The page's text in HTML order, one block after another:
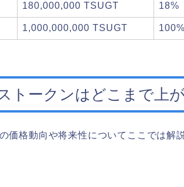
180,000,000 TSUGT 18%
1,000,000,000 TSUGT 100%
トークンはどこまで上
価格動向や将来性についてここでは解